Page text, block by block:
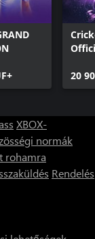
20
XBOX-
normák
rohamra
Rendelés